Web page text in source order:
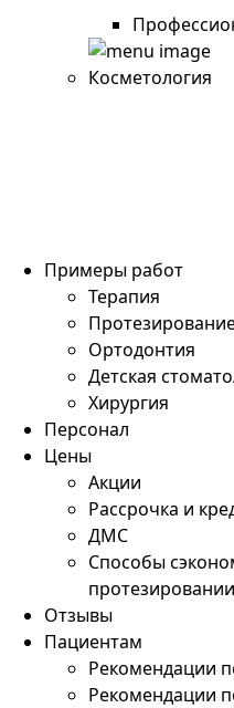
Косметология
Примеры работ
Терапия
Ортодонтия
Детская
Хирургия
Персонал
Цены
Акции
Рассрочка и
ДМС
Способы
Отзывы
Пациентам
Рекомендации
Рекомендации